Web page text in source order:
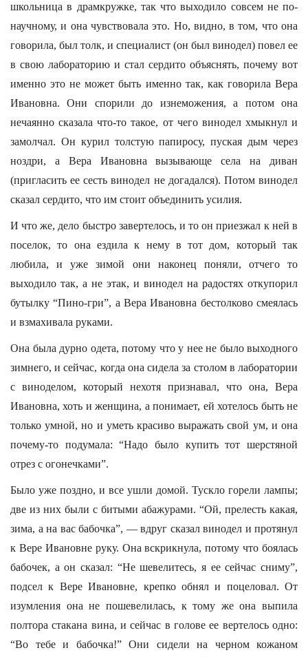
школьница в драмкружке, так что выходило совсем не по-
научному, и она чувствовала это. Но, видно, в том, что она
говорила, был толк, и специалист (он был винодел) повел ее
в свою лабораторию и стал сердито объяснять, почему вот
именно это не может быть именно так, как говорила Вера
Ивановна. Они спорили до изнеможения, а потом она
нечаянно сказала что-то такое, от чего винодел хмыкнул и
замолчал. Он курил толстую папиросу, пуская дым через
ноздри, а Вера Ивановна вызывающе села на диван
(пригласить ее сесть винодел не догадался). Потом винодел
сказал сердито, что им стоит объединить усилия.
И что же, дело быстро завертелось, и то он приезжал к ней в
поселок, то она ездила к нему в тот дом, который так
любила, и уже зимой они наконец поняли, отчего то
выходило так, а не этак, и винодел на радостях откупорил
бутылку “Пино-гри”, а Вера Ивановна бестолково смеялась
и взмахивала руками.
Она была дурно одета, потому что у нее не было выходного
зимнего, и сейчас, когда она сидела за столом в лаборатории
с виноделом, который нехотя признавал, что она, Вера
Ивановна, хоть и женщина, а понимает, ей хотелось быть не
только умной, но и уметь красиво выражать свой ум, и она
почему-то подумала: “Надо было купить тот шерстяной
отрез с огонечками”.
Было уже поздно, и все ушли домой. Тускло горели лампы;
две из них были с битыми абажурами. “Ой, прелесть какая,
зима, а на вас бабочка”, — вдруг сказал винодел и протянул
к Вере Ивановне руку. Она вскрикнула, потому что боялась
бабочек, а он сказал: “Не шевелитесь, я ее сейчас сниму”,
подсел к Вере Ивановне, крепко обнял и поцеловал. От
изумления она не пошевелилась, к тому же она выпила
полтора стакана вина, и сейчас в голове ее вертелось одно:
“Во тебе и бабочка!” Они сидели на черном кожаном